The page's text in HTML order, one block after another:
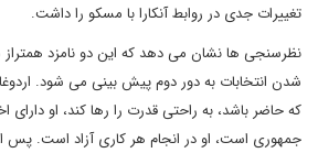
تغییرات جدی در روابط آنکارا با مسکو را داشت.
نظرسنجی ها نشان می دهد که این دو نامزد همتراز
شدن انتخابات به دور دوم پیش بینی می شود.
که حاضر باشد، به راحتی قدرت را رها کند، او دارای
جمهوری است، او در انجام هر کاری آزاد است. پس از